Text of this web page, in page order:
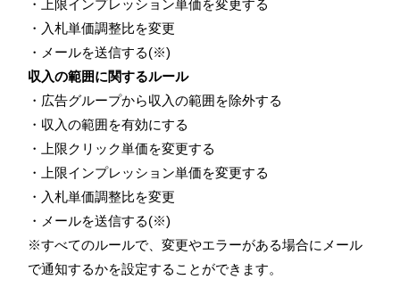
・上限インプレッション単価を変更する
・入札単価調整比を変更
・メールを送信する(※)
収入の範囲に関するルール
・広告グループから収入の範囲を除外する
・収入の範囲を有効にする
・上限クリック単価を変更する
・上限インプレッション単価を変更する
・入札単価調整比を変更
・メールを送信する(※)
※すべてのルールで、変更やエラーがある場合にメール
で通知するかを設定することができます。